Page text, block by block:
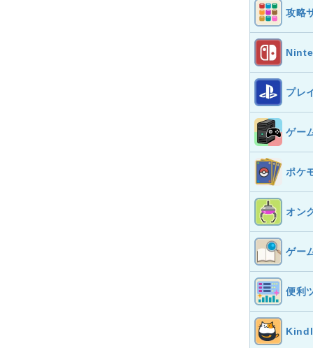
攻略
プレ
ゲー
ポケ
オン
ゲー
便利